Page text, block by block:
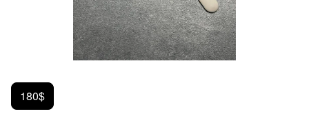
180$